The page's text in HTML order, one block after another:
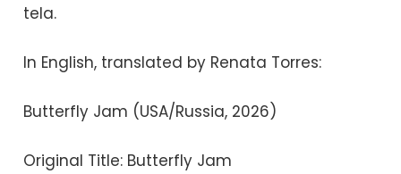
tela.
In English, translated by Renata Torres:
Butterfly Jam (USA/Russia, 2026)
Original Title: Butterfly Jam